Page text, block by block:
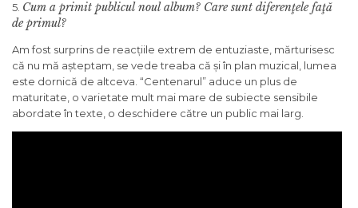
5. Cum a primit publicul noul album? Care sunt diferenţele faţă
de primul?
Am fost surprins de reacțiile extrem de entuziaste, mărturisesc
că nu mă așteptam, se vede treaba că și în plan muzical, lumea
este dornică de altceva. “Centenarul” aduce un plus de
maturitate, o varietate mult mai mare de subiecte sensibile
abordate în texte, o deschidere către un public mai larg.